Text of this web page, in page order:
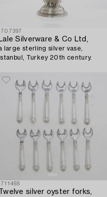
Lale Silverware & Co Ltd,
large sterling silver vase,
Istanbul, Turkey 20th century.
Twelve silver oyster forks,